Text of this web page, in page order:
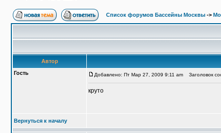
Список форумов Бассейны Москвы ->
Автор
Гость
Добавлено: Пт Мар 27, 2009 9:11 am Заголовок
круто
Вернуться к началу